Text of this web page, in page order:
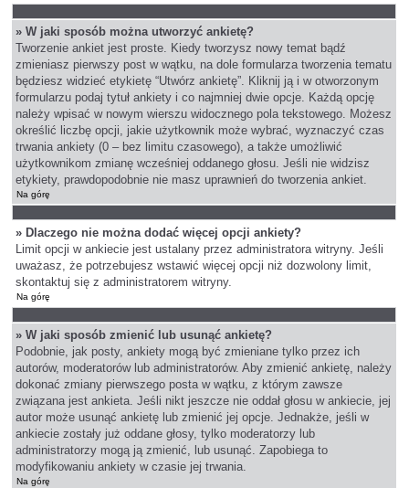
» W jaki sposób można utworzyć ankietę?
Tworzenie ankiet jest proste. Kiedy tworzysz nowy temat bądź
zmieniasz pierwszy post w wątku, na dole formularza tworzenia tematu
będziesz widzieć etykietę “Utwórz ankietę”. Kliknij ją i w otworzonym
formularzu podaj tytuł ankiety i co najmniej dwie opcje. Każdą opcję
należy wpisać w nowym wierszu widocznego pola tekstowego. Możesz
określić liczbę opcji, jakie użytkownik może wybrać, wyznaczyć czas
trwania ankiety (0 – bez limitu czasowego), a także umożliwić
użytkownikom zmianę wcześniej oddanego głosu. Jeśli nie widzisz
etykiety, prawdopodobnie nie masz uprawnień do tworzenia ankiet.
Na górę
» Dlaczego nie można dodać więcej opcji ankiety?
Limit opcji w ankiecie jest ustalany przez administratora witryny. Jeśli
uważasz, że potrzebujesz wstawić więcej opcji niż dozwolony limit,
skontaktuj się z administratorem witryny.
Na górę
» W jaki sposób zmienić lub usunąć ankietę?
Podobnie, jak posty, ankiety mogą być zmieniane tylko przez ich
autorów, moderatorów lub administratorów. Aby zmienić ankietę, należy
dokonać zmiany pierwszego posta w wątku, z którym zawsze
związana jest ankieta. Jeśli nikt jeszcze nie oddał głosu w ankiecie, jej
autor może usunąć ankietę lub zmienić jej opcje. Jednakże, jeśli w
ankiecie zostały już oddane głosy, tylko moderatorzy lub
administratorzy mogą ją zmienić, lub usunąć. Zapobiega to
modyfikowaniu ankiety w czasie jej trwania.
Na górę